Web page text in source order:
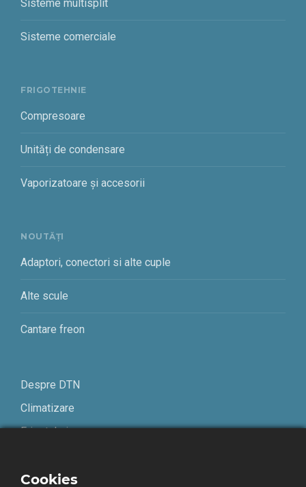
Sisteme multisplit
Sisteme comerciale
FRIGOTEHNIE
Compresoare
Unități de condensare
Vaporizatoare și accesorii
NOUTĂȚI
Adaptori, conectori si alte cuple
Alte scule
Cantare freon
Despre DTN
Climatizare
Frigotehnie
Cookies